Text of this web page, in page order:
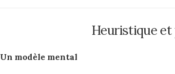
Heuristique
Un modèle mental